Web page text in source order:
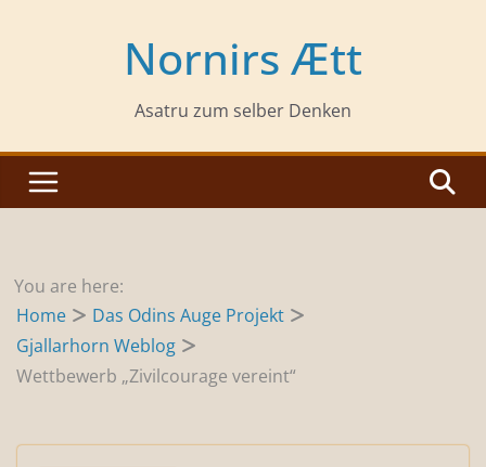
Nornirs Ætt
Asatru zum selber Denken
You are here:
Home
Das Odins Auge Projekt
Gjallarhorn Weblog
Wettbewerb „Zivilcourage vereint“